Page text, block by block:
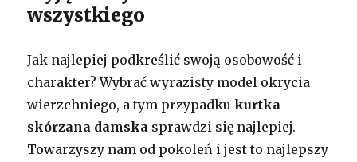
wszystkiego
Jak najlepiej podkreślić swoją osobowość i
charakter? Wybrać wyrazisty model okrycia
wierzchniego, a tym przypadkukurtka
skórzana damska sprawdzi się najlepiej.
Towarzyszy nam od pokoleń i jest to najlepszy